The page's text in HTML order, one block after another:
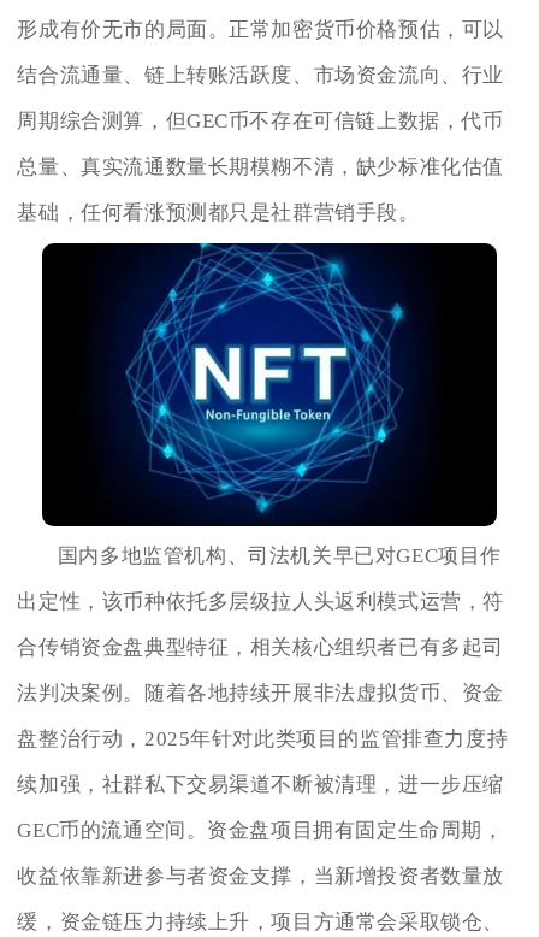
形成有价无市的局面。正常加密货币价格预估，可以
结合流通量、链上转账活跃度、市场资金流向、行业
周期综合测算，但GEC币不存在可信链上数据，代币
总量、真实流通数量长期模糊不清，缺少标准化估值
基础，任何看涨预测都只是社群营销手段。
国内多地监管机构、司法机关早已对GEC项目作
出定性，该币种依托多层级拉人头返利模式运营，符
合传销资金盘典型特征，相关核心组织者已有多起司
法判决案例。随着各地持续开展非法虚拟货币、资金
盘整治行动，2025年针对此类项目的监管排查力度持
续加强，社群私下交易渠道不断被清理，进一步压缩
GEC币的流通空间。资金盘项目拥有固定生命周期，
收益依靠新进参与者资金支撑，当新增投资者数量放
缓，资金链压力持续上升，项目方通常会采取锁仓、